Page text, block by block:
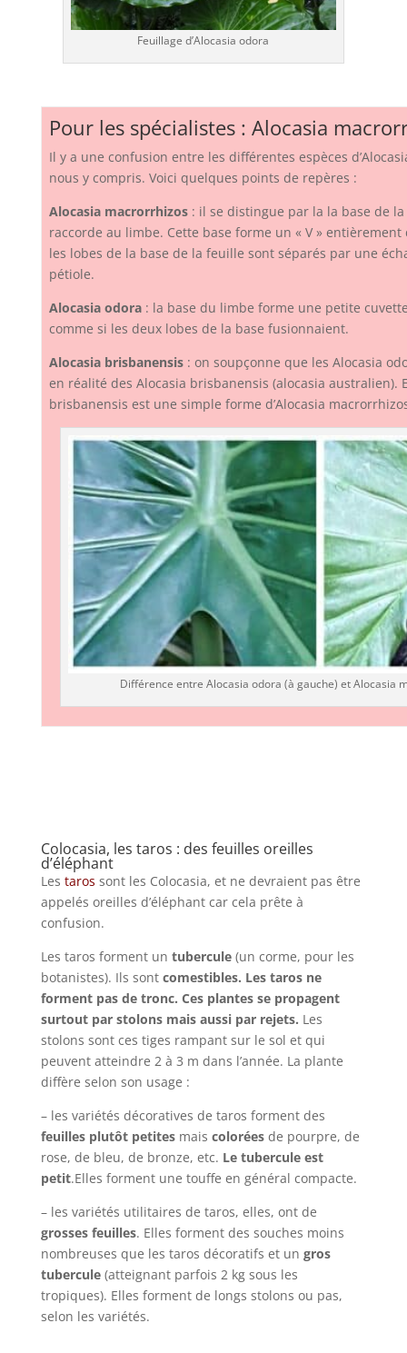
Feuillage d’Alocasia odora
Pour les spécialistes : Alocasia
Il y a une confusion entre les différentes espèces
nous y compris. Voici quelques points de repères :
Alocasia macrorrhizos : il se distingue par la la base de
raccorde au limbe. Cette base forme un « V »
les lobes de la base de la feuille sont séparés par une
pétiole.
Alocasia odora : la base du limbe forme une petite
comme si les deux lobes de la base fusionnaient.
Alocasia brisbanensis : on soupçonne que les Alocasia
en réalité des Alocasia brisbanensis (alocasia australien).
brisbanensis est une simple forme d’Alocasia
Différence entre Alocasia odora (à gauche) et Alocasia
Colocasia, les taros : des feuilles oreilles
d’éléphant
Les taros sont les Colocasia, et ne devraient pas être
appelés oreilles d’éléphant car cela prête à
confusion.
Les taros forment un tubercule(un corme, pour les
botanistes). Ils sont comestibles. Les taros ne
forment pas de tronc. Ces plantes se propagent
surtout par stolons mais aussi par rejets. Les
stolons sont ces tiges rampant sur le sol et qui
peuvent atteindre 2 à 3 m dans l’année. La plante
diffère selon son usage :
– les variétés décoratives de taros forment des
feuilles plutôt petitesmais coloréesde pourpre, de
rose, de bleu, de bronze, etc. Le tubercule est
petit.Elles forment une touffe en général compacte.
– les variétés utilitaires de taros, elles, ont de
grosses feuilles. Elles forment des souches moins
nombreuses que les taros décoratifs et un gros
tubercule (atteignant parfois 2 kg sous les
tropiques). Elles forment de longs stolons ou pas,
selon les variétés.